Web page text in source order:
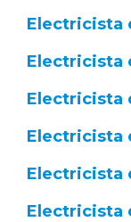
Electricista
Electricista
Electricista
Electricista
Electricista
Electricista